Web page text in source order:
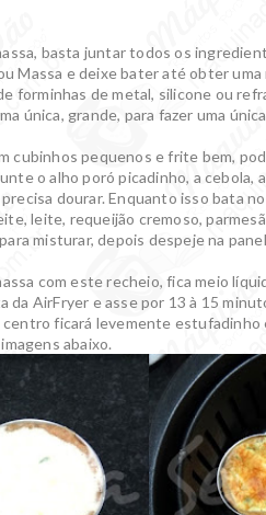
basta juntar todos os
Massa e deixe bater até obter uma
forminhas de metal, silicone ou
única, grande, para fazer uma
cubinhos pequenos e frite bem,
o alho poró picadinho, a
dourar. Enquanto isso bata
leite, requeijão cremoso,
misturar, depois despeje na
com este recheio, fica meio
da AirFryer e asse por 13 à 15
ficará levemente estufadinho
abaixo.